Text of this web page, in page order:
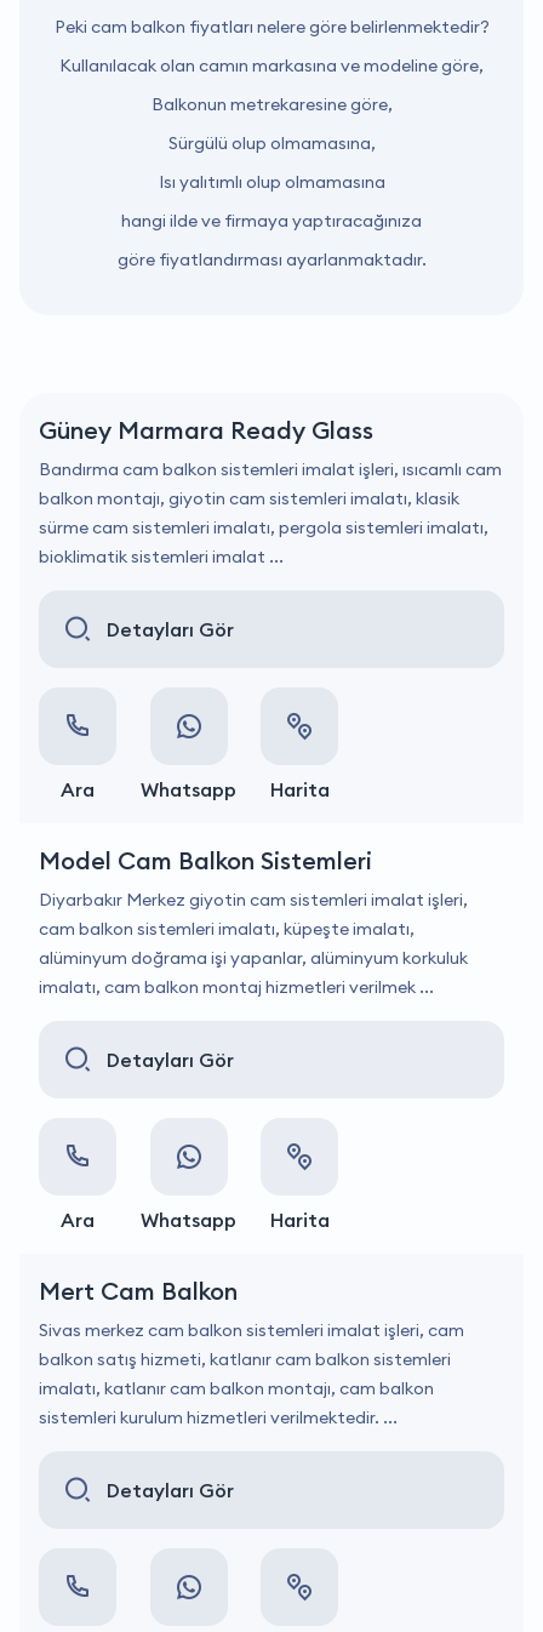
Peki cam balkon fiyatları nelere göre belirlenmektedir?
Kullanılacak olan camın markasına ve modeline göre,
Balkonun metrekaresine göre,
Sürgülü olup olmamasına,
Isı yalıtımlı olup olmamasına
hangi ilde ve firmaya yaptıracağınıza
göre fiyatlandırması ayarlanmaktadır.
Güney Marmara Ready Glass
Bandırma cam balkon sistemleri imalat işleri, ısıcamlı cam
balkon montajı, giyotin cam sistemleri imalatı, klasik
sürme cam sistemleri imalatı, pergola sistemleri imalatı,
bioklimatik sistemleri imalat ...
Detayları Gör
Ara Whatsapp Harita
Model Cam Balkon Sistemleri
Diyarbakır Merkez giyotin cam sistemleri imalat işleri,
cam balkon sistemleri imalatı, küpeşte imalatı,
alüminyum doğrama işi yapanlar, alüminyum korkuluk
imalatı, cam balkon montaj hizmetleri verilmek ...
Detayları Gör
Ara Whatsapp Harita
Mert Cam Balkon
Sivas merkez cam balkon sistemleri imalat işleri, cam
balkon satış hizmeti, katlanır cam balkon sistemleri
imalatı, katlanır cam balkon montajı, cam balkon
sistemleri kurulum hizmetleri verilmektedir. ...
Detayları Gör